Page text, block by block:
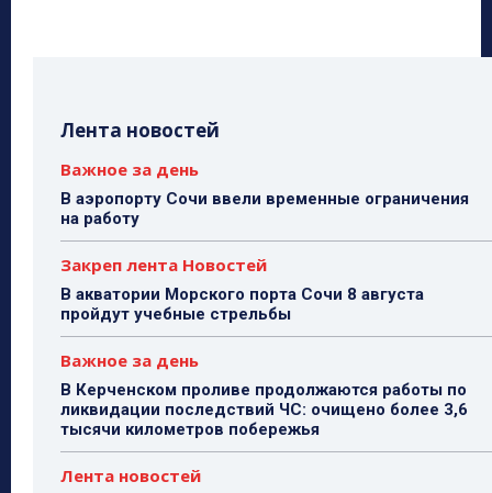
Лента новостей
Важное за день
В аэропорту Сочи ввели временные ограничения
на работу
Закреп лента Новостей
В акватории Морского порта Сочи 8 августа
пройдут учебные стрельбы
Важное за день
В Керченском проливе продолжаются работы по
ликвидации последствий ЧС: очищено более 3,6
тысячи километров побережья
Лента новостей